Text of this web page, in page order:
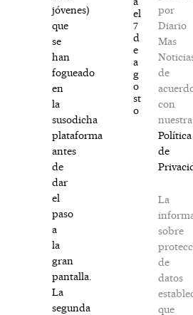
jóvenes)
que
se
han
fogueado
en
la
susodicha
plataforma
antes
de
dar
el
paso
a
la
gran
pantalla.
La
segunda
el
7
d
e
a
g
o
st
o
por
Diario
Mas
de
con
nuestra
Política
de
La
sobre
de
datos
que